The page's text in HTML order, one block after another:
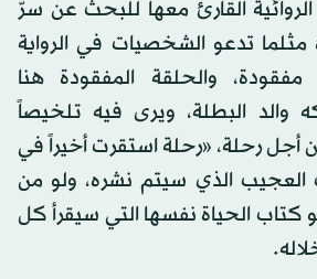
القارئ معها للبحث عن سرّ
مثلما تدعو الشخصيات في الرواية
والحلقة المفقودة هنا
والد البطلة، ويرى فيه تلخيصاً
أجل رحلة، «رحلة استقرت أخيراً في
العجيب الذي سيتم نشره، ولو من
كتاب الحياة نفسها التي سيقرأ كل